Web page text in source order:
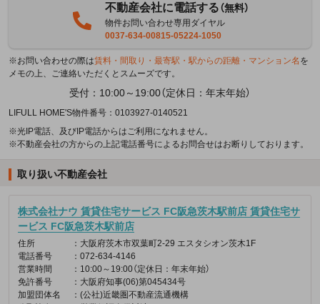
不動産会社に電話する（無料）
物件お問い合わせ専用ダイヤル
0037-634-00815-05224-1050
※お問い合わせの際は賃料・間取り・最寄駅・駅からの距離・マンション名 を
メモの上、ご連絡いただくとスムーズです。
受付：10:00～19:00（定休日：年末年始）
LIFULL HOME'S物件番号：0103927-0140521
※光IP電話、及びIP電話からはご利用になれません。
※不動産会社の方からの上記電話番号によるお問合せはお断りしております。
取り扱い不動産会社
株式会社ナウ 賃貸住宅サービス FC阪急茨木駅前店 賃貸住宅サ
ービス FC阪急茨木駅前店
住所
：大阪府茨木市双葉町2-29 エスタシオン茨木1F
電話番号
：072-634-4146
営業時間
：10:00～19:00（定休日：年末年始）
免許番号
：大阪府知事(06)第045434号
加盟団体名
：(公社)近畿圏不動産流通機構